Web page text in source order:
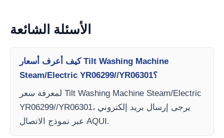
الأسئلة الشائعة
كيف أعرف أسعار Tilt Washing Machine
Steam/Electric YR06299//YR06301؟
لمعرفة سعر Tilt Washing Machine Steam/Electric
YR06299//YR06301، يرجى إرسال بريد إلكتروني
عبر نموذج الاتصال AQUI.